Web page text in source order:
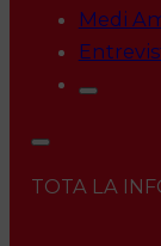
Medi
TOTA LA